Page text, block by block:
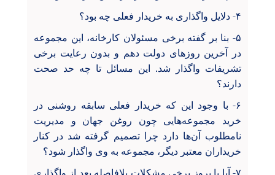
۴- دلایل واگذاری به خریدار فعلی چه بود؟
۵- بنا بر گفته برخی مسئولان کارخانه، این مجموعه
در آخرین روزهای دولت دهم و بدون رعایت برخی
تشریفات واگذار شد. این مسائل تا چه حد صحت
دارند؟
۶- با وجود این که خریدار فعلی سابقه روشنی در
خرید مجموعه‌هایی چون روغن جهان و مدیریت
نامطلوب آن‌ها دارد چرا تصمیم گرفته شد در کنار
خریداران معتبر دیگر، مجموعه به وی واگذار شود؟